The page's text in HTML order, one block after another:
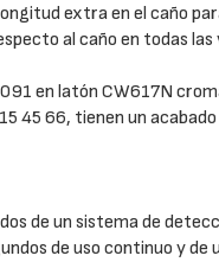
extra en el caño
al caño en todas las
en latón CW617N
45 66, tienen un
de un sistema de
de uso continuo y de